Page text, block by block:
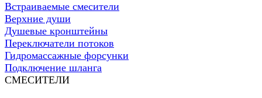
Встраиваемые смесители
Верхние души
Душевые кронштейны
Переключатели потоков
Гидромассажные форсунки
Подключение шланга
СМЕСИТЕЛИ